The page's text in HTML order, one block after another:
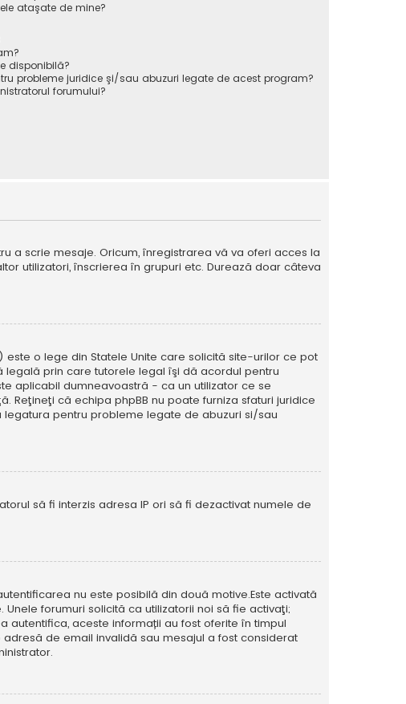
ataşate de mine?
disponibilă?
probleme juridice şi/sau abuzuri legate de acest program?
forumului?
a scrie mesaje. Oricum, înregistrarea vă va oferi acces la
utilizatori, înscrierea în grupuri etc. Durează doar câteva
este o lege din Statele Unite care solicită site-urilor ce pot
prin care tutorele legal îşi dă acordul pentru
aplicabil dumneavoastră - ca un utilizator ce se
că echipa phpBB nu poate furniza sfaturi juridice
pentru probleme legate de abuzuri si/sau
să fi interzis adresa IP ori să fi dezactivat numele de
nu este posibilă din două motive.Este activată
forumuri solicită ca utilizatorii noi să fie activaţi;
aceste informații au fost oferite în timpul
adresă de email invalidă sau mesajul a fost considerat